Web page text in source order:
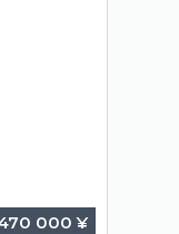
000 ¥